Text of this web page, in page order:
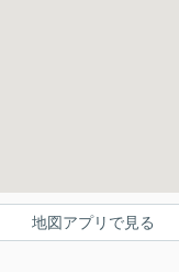
地図アプリで見る